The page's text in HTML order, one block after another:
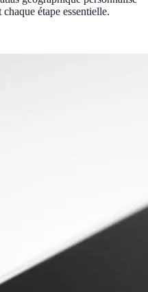
étape essentielle.